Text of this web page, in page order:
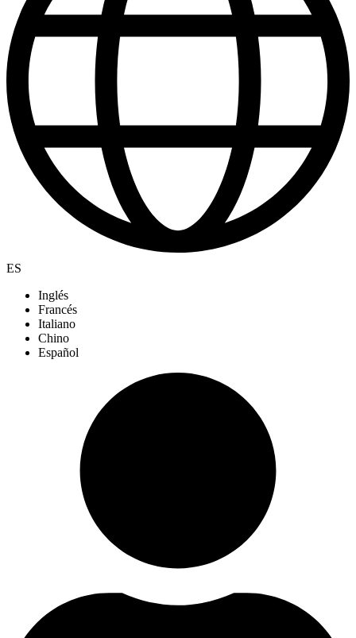
ES
Inglés
Francés
Italiano
Chino
Español